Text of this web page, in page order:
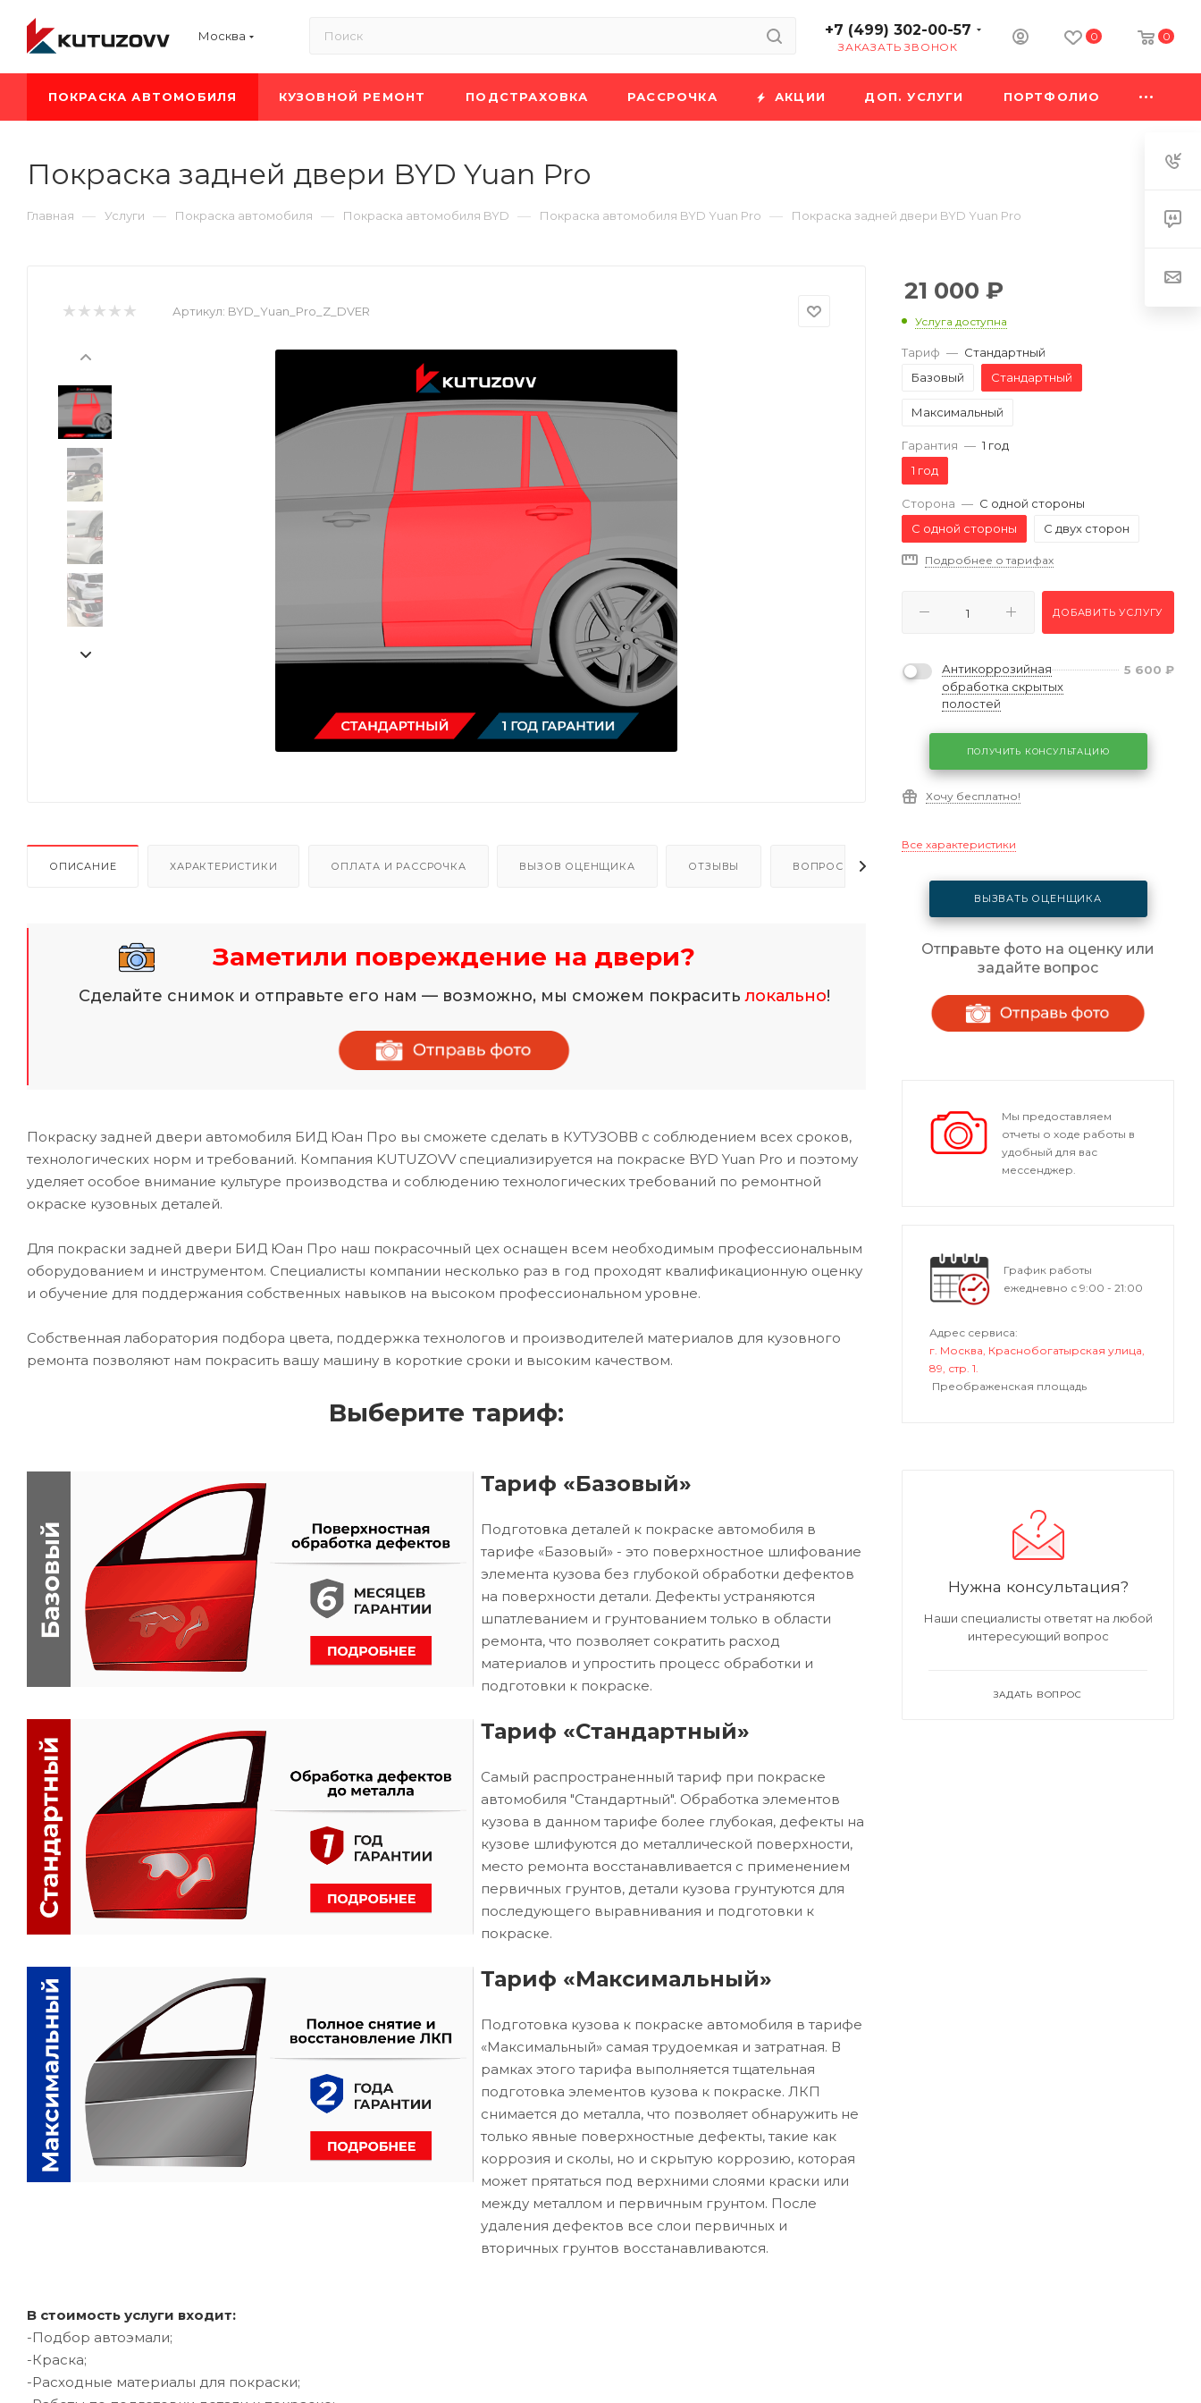
Москва +7 (499) 302-00-57
ЗАКАЗАТЬ ЗВОНОК
0 0
ПОКРАСКА АВТОМОБИЛЯ КУЗОВНОЙ РЕМОНТ ПОДСТРАХОВКА РАССРОЧКА АКЦИИ ДОП. УСЛУГИ ПОРТФОЛИО
Покраска задней двери BYD Yuan Pro
Главная — Услуги — Покраска автомобиля — Покраска автомобиля BYD — Покраска автомобиля BYD Yuan Pro — Покраска задней двери BYD Yuan Pro
Артикул: BYD_Yuan_Pro_Z_DVER
ОПИСАНИЕ ХАРАКТЕРИСТИКИ ОПЛАТА И РАССРОЧКА ВЫЗОВ ОЦЕНЩИКА ОТЗЫВЫ ВОПРОСЫ - ОТВЕТЫ
Заметили повреждение на двери?
Сделайте снимок и отправьте его нам — возможно, мы сможем покраситьлокально!
Покраску задней двери автомобиля БИД Юан Про вы сможете сделать в КУТУЗОВВ с соблюдением всех сроков,
технологических норм и требований. Компания KUTUZOVV специализируется на покраске BYD Yuan Pro и поэтому
уделяет особое внимание культуре производства и соблюдению технологических требований по ремонтной
окраске кузовных деталей.
Для покраски задней двери БИД Юан Про наш покрасочный цех оснащен всем необходимым профессиональным
оборудованием и инструментом. Специалисты компании несколько раз в год проходят квалификационную оценку
и обучение для поддержания собственных навыков на высоком профессиональном уровне.
Собственная лаборатория подбора цвета, поддержка технологов и производителей материалов для кузовного
ремонта позволяют нам покрасить вашу машину в короткие сроки и высоким качеством.
Выберите тариф:
Тариф «Базовый»
Подготовка деталей к покраске автомобиля в
тарифе «Базовый» - это поверхностное шлифование
элемента кузова без глубокой обработки дефектов
на поверхности детали. Дефекты устраняются
шпатлеванием и грунтованием только в области
ремонта, что позволяет сократить расход
материалов и упростить процесс обработки и
подготовки к покраске.
Тариф «Стандартный»
Самый распространенный тариф при покраске
автомобиля "Стандартный". Обработка элементов
кузова в данном тарифе более глубокая, дефекты на
кузове шлифуются до металлической поверхности,
место ремонта восстанавливается с применением
первичных грунтов, детали кузова грунтуются для
последующего выравнивания и подготовки к
покраске.
Тариф «Максимальный»
Подготовка кузова к покраске автомобиля в тарифе
«Максимальный» самая трудоемкая и затратная. В
рамках этого тарифа выполняется тщательная
подготовка элементов кузова к покраске. ЛКП
снимается до металла, что позволяет обнаружить не
только явные поверхностные дефекты, такие как
коррозия и сколы, но и скрытую коррозию, которая
может прятаться под верхними слоями краски или
между металлом и первичным грунтом. После
удаления дефектов все слои первичных и
вторичных грунтов восстанавливаются.
В стоимость услуги входит:
-Подбор автоэмали;
-Краска;
-Расходные материалы для покраски;
21 000 ₽
Услуга доступна
Тариф — Стандартный
Базовый
Стандартный
Максимальный
Гарантия — 1 год
1 год
Сторона — С одной стороны
С одной стороны
С двух сторон
Подробнее о тарифах
ДОБАВИТЬ УСЛУГУ
Антикоррозийная
обработка скрытых
полостей
5 600 ₽
ПОЛУЧИТЬ КОНСУЛЬТАЦИЮ
Хочу бесплатно!
Все характеристики
ВЫЗВАТЬ ОЦЕНЩИКА
Отправьте фото на оценку или
задайте вопрос
Мы предоставляем
отчеты о ходе работы в
удобный для вас
мессенджер.
График работы
ежедневно с 9:00 - 21:00
Адрес сервиса:
г. Москва, Краснобогатырская улица,
89, стр. 1.
Преображенская площадь
Нужна консультация?
Наши специалисты ответят на любой
интересующий вопрос
ЗАДАТЬ ВОПРОС